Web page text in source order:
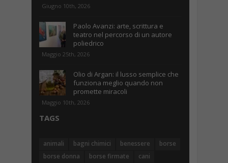
Giugno 10th, 2026
Paolo Avanzi: arte, scrittura e
teatro nel percorso di un autore
poliedrico
Maggio 25th, 2026
Olio di Argan: il lusso semplice che
funziona meglio quando non
promette miracoli
Maggio 10th, 2026
TAGS
animali bagni chimici benessere
borse
borse donna
borse firmate
cani